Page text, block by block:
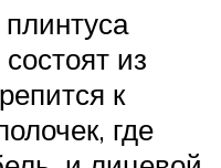
плинтуса
из
к
где